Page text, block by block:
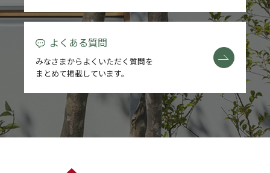
モデルハウス来場予約
リフォームのお問い合わせ
よくある質問
みなさまからよくいただく質問を
まとめて掲載しています。